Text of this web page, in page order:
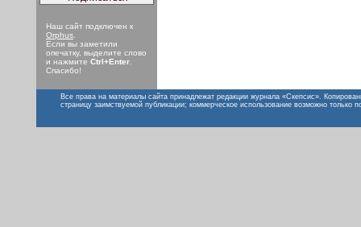
Наш сайт подключен к
Orphus
Если вы заметили
опечатку, выделите слово
и нажмите Ctrl+Enter
Спасибо!
Все права на материалы сайта принадлежат редакции журнала «Скепсис».
страницу заимствуемой публикации; коммерческое использование возможно только